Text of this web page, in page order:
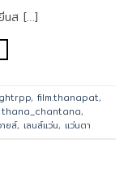
นส […]
, film.thanapat,
thana_chantana,
ยส์, เลนส์แว่น, แว่นตา